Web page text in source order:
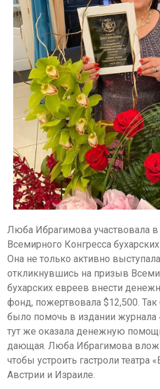
Люба Ибрагимова участвовала в
Всемирного Конгресса
Она не только активно
откликнувшись на призыв
бухарских евреев внести
фонд, пожертвовала $12,500.
было помочь в издании
тут же оказала денежную
дающая. Люба Ибрагимова
чтобы устроить гастроли театра
Австрии и Израиле.